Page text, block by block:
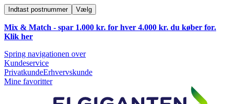
Indtast postnummer Vælg
Mix & Match - spar 1.000 kr. for hver 4.000 kr. du køber for.
Klik her
Spring navigationen over
Kundeservice
PrivatkundeErhvervskunde
Mine favoritter